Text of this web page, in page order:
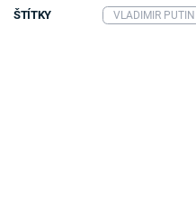
ŠTÍTKY VLADIMIR PUTIN